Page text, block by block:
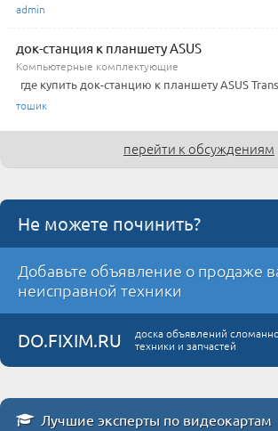
admin
док-станция к планшету ASUS
Компьютерные комплектующие
где купить док-станцию к планшету ASUS
тошик
перейти к обсуждениям
Не можете починить?
Добавьте объявление о продаже
неисправной техники
DO.FIXIM.RU
доска объявлений
техники и запчастей
Лучшие эксперты по видеокартам